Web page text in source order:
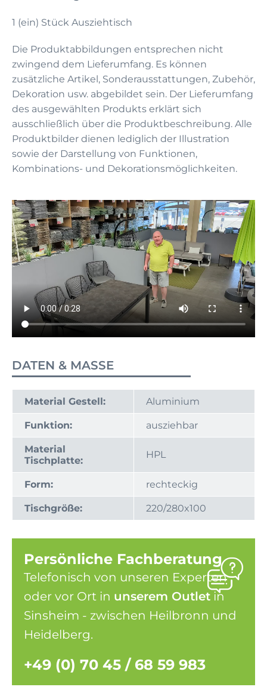
1 (ein) Stück Ausziehtisch
Die Produktabbildungen entsprechen nicht
zwingend dem Lieferumfang. Es können
zusätzliche Artikel, Sonderausstattungen, Zubehör,
Dekoration usw. abgebildet sein. Der Lieferumfang
des ausgewählten Produkts erklärt sich
ausschließlich über die Produktbeschreibung. Alle
Produktbilder dienen lediglich der Illustration
sowie der Darstellung von Funktionen,
Kombinations- und Dekorationsmöglichkeiten.
DATEN & MASSE
Material Gestell: Aluminium
Funktion: ausziehbar
Material
Tischplatte:
HPL
Form: rechteckig
Tischgröße: 220/280x100
Persönliche Fachberatung
Telefonisch von unseren Experten
oder vor Ort in unserem Outlet in
Sinsheim - zwischen Heilbronn und
Heidelberg.
+49 (0) 70 45 / 68 59 983